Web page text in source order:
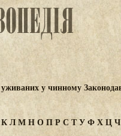
у чинному
КЛМНОПР С ТУФХЦЧ